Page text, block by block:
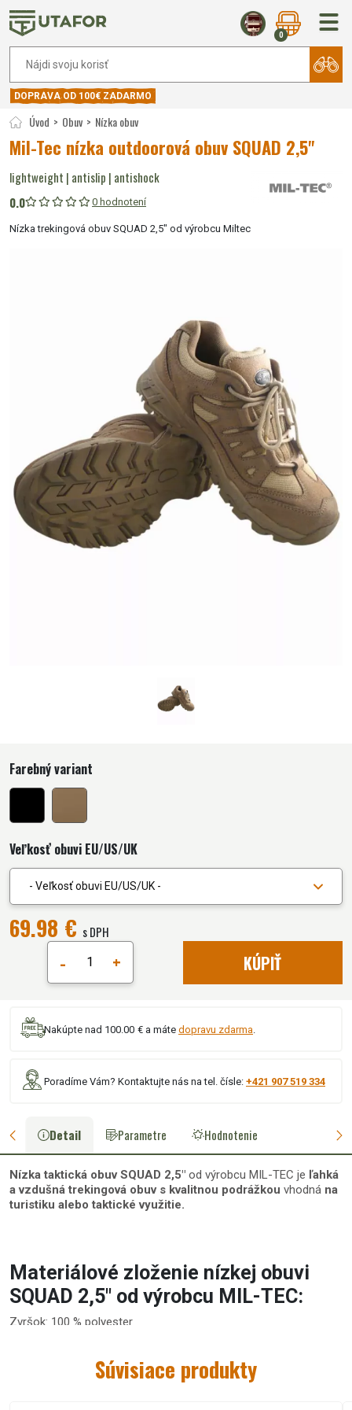
0
DOPRAVA OD 100€ ZADARMO
Úvod Obuv Nízka obuv
Mil-Tec nízka outdoorová obuv SQUAD 2,5"
lightweight | antislip | antishock
0.0
0 hodnotení
Nízka trekingová obuv SQUAD 2,5" od výrobcu Miltec
Farebný variant
Veľkosť obuvi EU/US/UK
- Veľkosť obuvi EU/US/UK -
69.98 € s DPH
- + KÚPIŤ
Nakúpte nad 100.00 € a máte dopravu zdarma
Poradíme Vám? Kontaktujte nás na tel. čísle: +421 907 519 334
Detail Parametre Hodnotenie
Nízka taktická obuv SQUAD 2,5" od výrobcu MIL-TEC je ľahká
avzdušná trekingová obuvs kvalitnou podrážkou vhodná na
turistiku alebotaktické využitie.
Materiálové zloženie nízkej obuvi
SQUAD 2,5" od výrobcu MIL-TEC:
Zvršok: 100 % polyester
guma s EVA (dobre izoluje od chladu, tlmí nárazy)
Súvisiace produkty